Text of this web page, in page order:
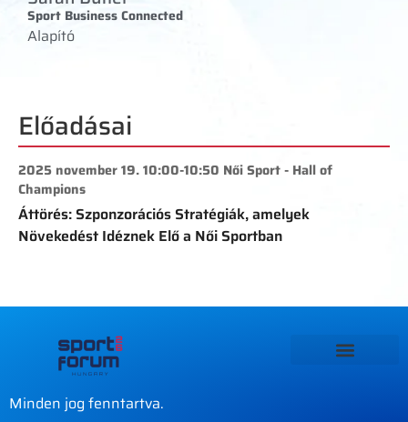
Sport Business Connected
Alapító
Előadásai
2025 november 19. 10:00-10:50 Női Sport - Hall of
Champions
Áttörés: Szponzorációs Stratégiák, amelyek
Növekedést Idéznek Elő a Női Sportban
Minden jog fenntartva.